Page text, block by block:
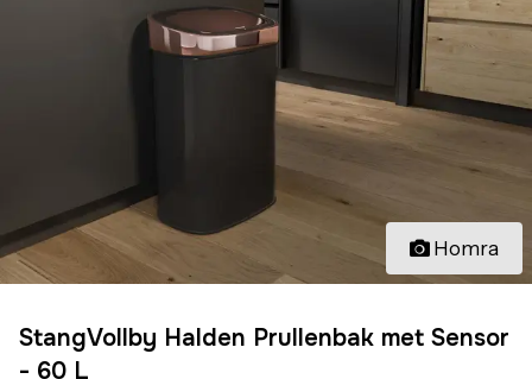
Homra
StangVollby Halden Prullenbak met Sensor
- 60 L